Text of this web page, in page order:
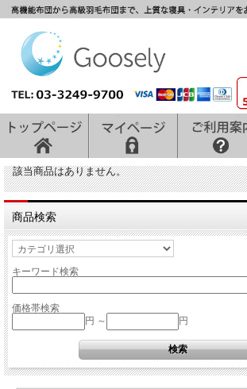
該当商品はありません。
商品検索
キーワード検索
価格帯検索
円 ～
円